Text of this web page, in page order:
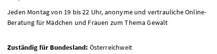
Jeden Montag von 19 bis 22 Uhr, anonyme und vertraulicheOnline-
Beratung für Mädchen und Frauen zum Thema Gewalt
Zuständig für Bundesland: Österreichweit